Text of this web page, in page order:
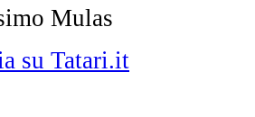
Mulas
su Tatari.it